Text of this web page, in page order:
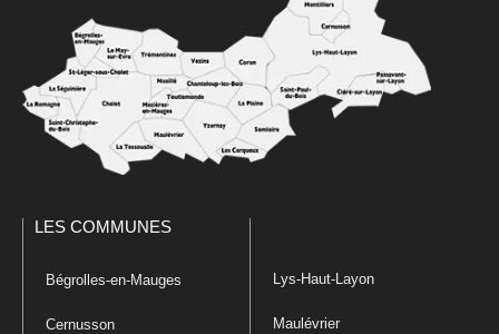
LES COMMUNES
Bégrolles-en-Mauges
Cernusson
Lys-Haut-Layon
Maulévrier